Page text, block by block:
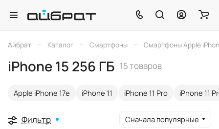
Айбрат – Каталог – Смартфоны – Смартфоны Apple
iPhone 15 256 ГБ 15 товаров
Apple iPhone 17e iPhone 11 iPhone 11 Pro iPhone 11
Фильтр Сначала популярные